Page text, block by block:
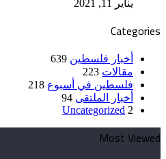
يناير 11, 2021
Categories
أخبار فلسطين 639
مقالات 223
فلسطين في أسبوع 218
أخبار الملتقى 94
Uncategorized 2
Most Viewed